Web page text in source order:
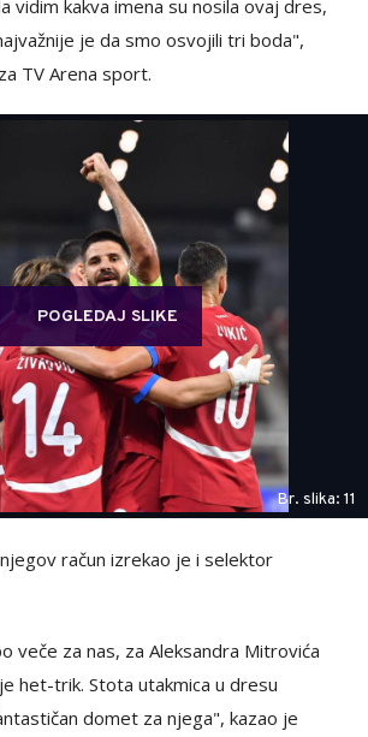
vidim kakva imena su nosila ovaj dres,
je da smo osvojili tri boda",
TV Arena sport.
POGLEDAJ SLIKE
Br. slika: 11
račun izrekao je i selektor
veče za nas, za Aleksandra Mitrovića
het-trik. Stota utakmica u dresu
domet za njega", kazao je